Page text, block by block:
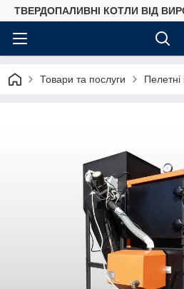
ТВЕРДОПАЛИВНІ КОТЛИ ВІД
Товари та послуги Пелетні